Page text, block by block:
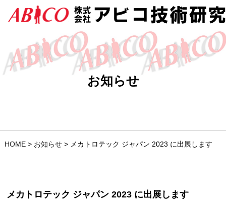
お知らせ
HOME> お知らせ> メカトロテック ジャパン 2023 に出展します
メカトロテック ジャパン 2023 に出展します